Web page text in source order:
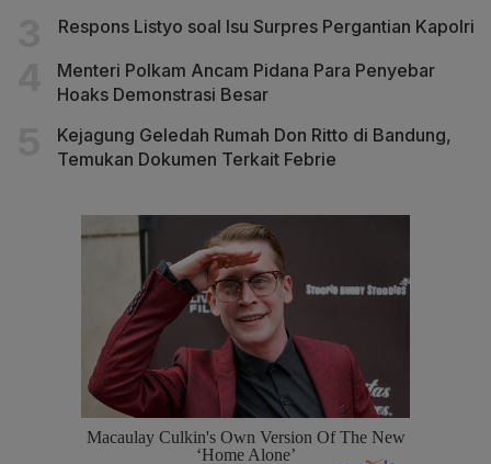
Respons Listyo soal Isu Surpres Pergantian Kapolri
Menteri Polkam Ancam Pidana Para Penyebar
Hoaks Demonstrasi Besar
Kejagung Geledah Rumah Don Ritto di Bandung,
Temukan Dokumen Terkait Febrie